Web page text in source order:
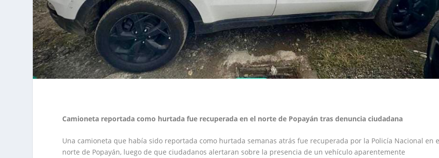
Camioneta reportada como hurtada fue recuperada en el norte de Popayán tras denuncia ciudadana
Una camioneta que había sido reportada como hurtada semanas atrás fue recuperada por la Policía Nacional en
norte de Popayán, luego de que ciudadanos alertaran sobre la presencia de un vehículo aparentemente